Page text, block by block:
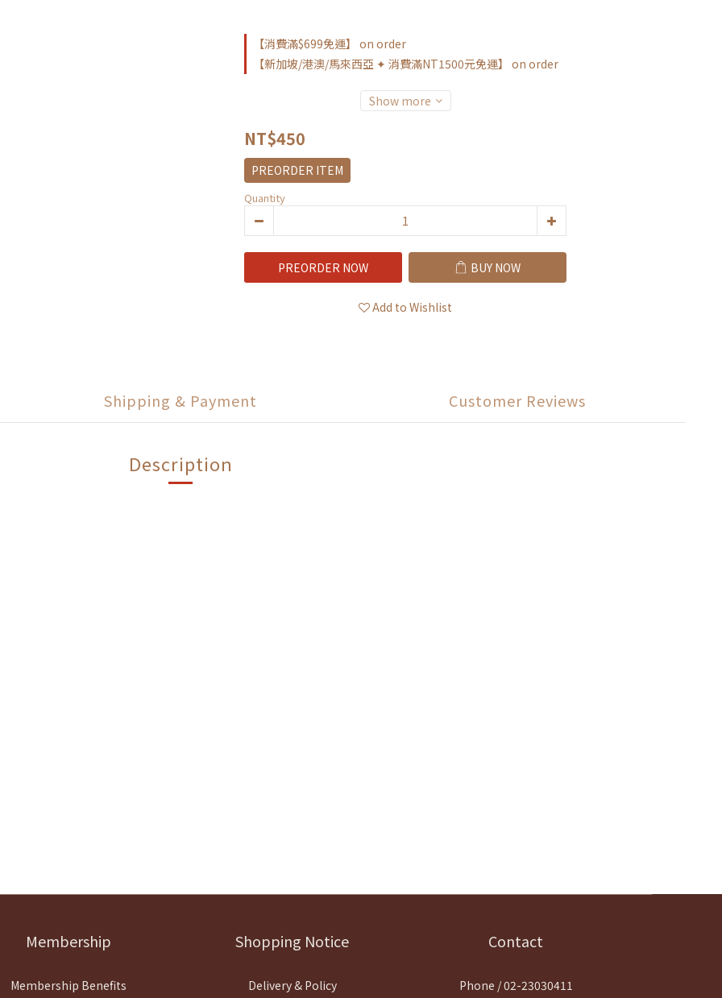
【消費滿$699免運】 on order
【新加坡/港澳/馬來西亞 ✦ 消費滿NT1500元免運】 on order
Show more
NT$450
PREORDER ITEM
Quantity
PREORDER NOW BUY NOW
Add to Wishlist
Shipping & Payment Customer Reviews
Description
Membership
Membership Benefits
Shopping Notice
Delivery & Policy
Contact
Phone / 02-23030411